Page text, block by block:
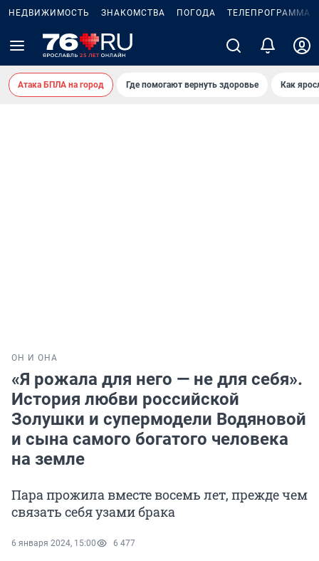
НЕДВИЖИМОСТЬ ЗНАКОМСТВА ПОГОДА ТЕЛЕПРОГРАММА
Атака БПЛА на город Где помогают вернуть здоровье Как
ОН И ОНА
«Я рожала для него — не для себя».
История любви российской
Золушки и супермодели Водяновой
и сына самого богатого человека
на земле
Пара прожила вместе восемь лет, прежде чем
связать себя узами брака
6 января 2024, 15:00 6 477